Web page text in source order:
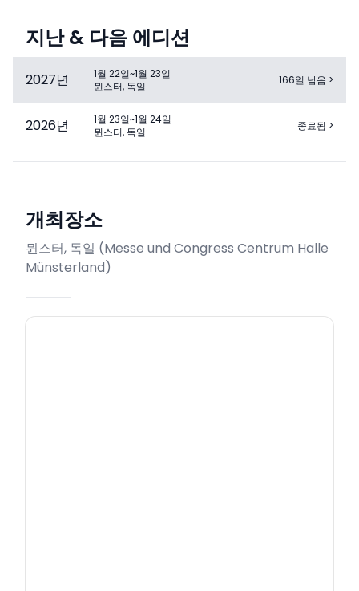
지난 & 다음 에디션
2027년
1월 22일~1월 23일
뮌스터, 독일
166일 남음 >
2026년
1월 23일~1월 24일
뮌스터, 독일
종료됨 >
개최장소
뮌스터, 독일 (Messe und Congress Centrum Halle
Münsterland)